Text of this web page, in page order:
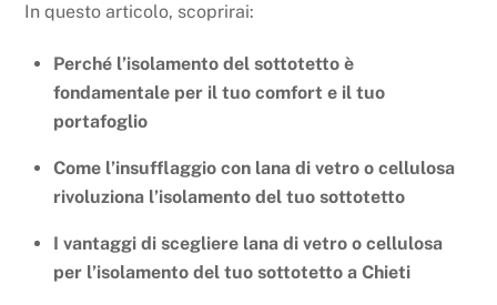
In questo articolo, scoprirai:
Perché l’isolamento del sottotetto è
fondamentale per il tuo comfort e il tuo
portafoglio
Come l’insufflaggio con lana di vetro o cellulosa
rivoluziona l’isolamento del tuo sottotetto
I vantaggi di scegliere lana di vetro o cellulosa
per l’isolamento del tuo sottotetto a Chieti